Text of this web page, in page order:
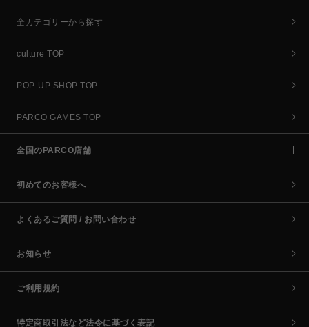
全カテゴリーから探す
culture TOP
POP-UP SHOP TOP
PARCO GAMES TOP
全国のPARCO店舗
初めてのお客様へ
よくあるご質問 / お問い合わせ
お知らせ
ご利用規約
特定商取引法など法令に基づく表記